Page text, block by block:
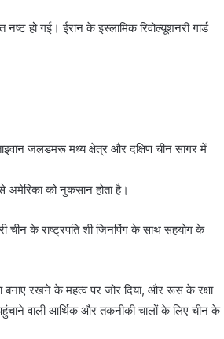
हो गई। ईरान के इस्लामिक रिवोल्यूशनरी गार्ड
जलडमरू मध्य क्षेत्र और दक्षिण चीन सागर में
को नुकसान होता है।
चीन के राष्ट्रपति शी जिनपिंग के साथ सहयोग के
बनाए रखने के महत्व पर जोर दिया, और रूस के रक्षा
वाली आर्थिक और तकनीकी चालों के लिए चीन के